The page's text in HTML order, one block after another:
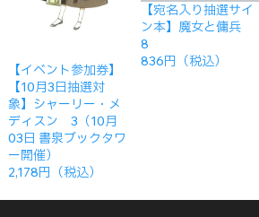
【イベント参加券】
【10月3日抽選対
象】シャーリー・メ
ディスン 3（10月
03日 書泉ブックタワ
ー開催）
2,178円（税込）
【宛名入り抽選サイ
ン本】魔女と傭兵
8
836円（税込）